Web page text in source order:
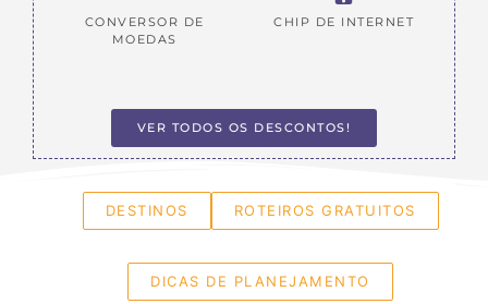
CONVERSOR DE
MOEDAS
CHIP DE INTERNET
VER TODOS OS DESCONTOS!
DESTINOS ROTEIROS GRATUITOS
DICAS DE PLANEJAMENTO